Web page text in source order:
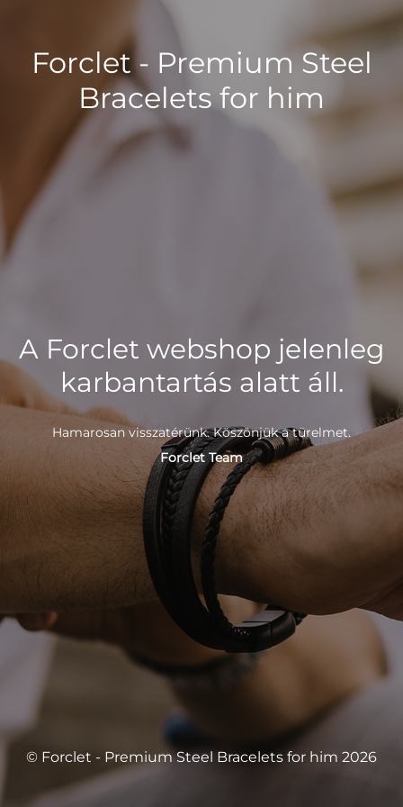
Forclet - Premium Steel
Bracelets for him
A Forclet webshop jelenleg
karbantartás alatt áll.
Hamarosan visszatérünk. Köszönjük a türelmet.
Forclet Team
© Forclet - Premium Steel Bracelets for him 2026